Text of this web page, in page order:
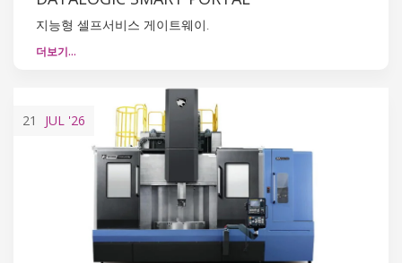
지능형 셀프서비스 게이트웨이.
더보기…
21 JUL '26